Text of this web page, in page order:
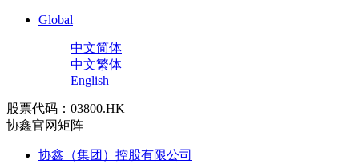
Global
中文简体
中文繁体
English
股票代码：03800.HK
协鑫官网矩阵
协鑫（集团）控股有限公司